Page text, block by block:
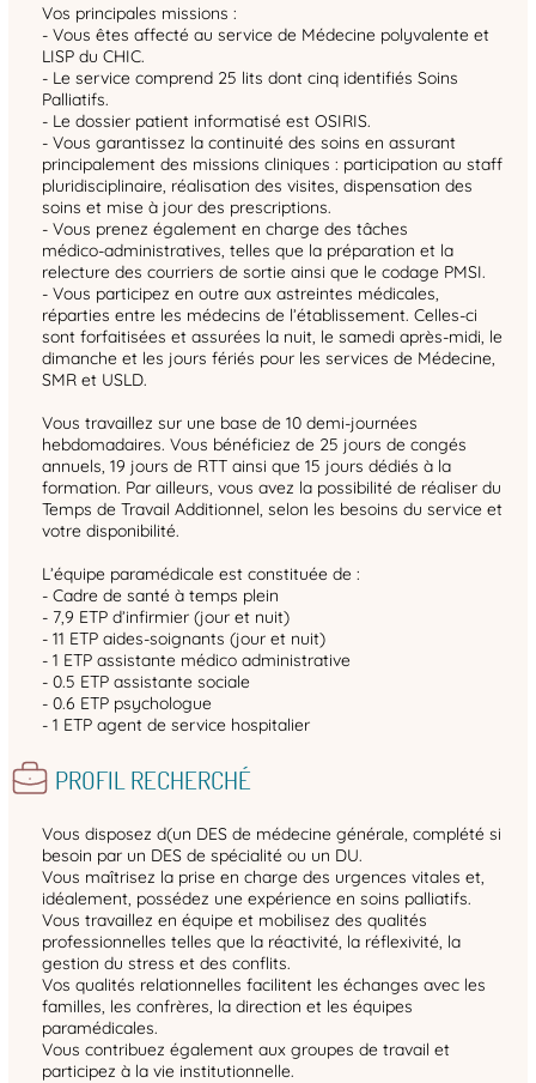
Vos principales missions :
- Vous êtes affecté au service de Médecine polyvalente et
LISP du CHIC.
- Le service comprend 25 lits dont cinq identifiés Soins
Palliatifs.
- Le dossier patient informatisé est OSIRIS.
- Vous garantissez la continuité des soins en assurant
principalement des missions cliniques : participation au staff
pluridisciplinaire, réalisation des visites, dispensation des
soins et mise à jour des prescriptions.
- Vous prenez également en charge des tâches
médico‑administratives, telles que la préparation et la
relecture des courriers de sortie ainsi que le codage PMSI.
- Vous participez en outre aux astreintes médicales,
réparties entre les médecins de l’établissement. Celles‑ci
sont forfaitisées et assurées la nuit, le samedi après‑midi, le
dimanche et les jours fériés pour les services de Médecine,
SMR et USLD.
Vous travaillez sur une base de 10 demi‑journées
hebdomadaires. Vous bénéficiez de 25 jours de congés
annuels, 19 jours de RTT ainsi que 15 jours dédiés à la
formation. Par ailleurs, vous avez la possibilité de réaliser du
Temps de Travail Additionnel, selon les besoins du service et
votre disponibilité.
L’équipe paramédicale est constituée de :
- Cadre de santé à temps plein
- 7,9 ETP d’infirmier (jour et nuit)
- 11 ETP aides-soignants (jour et nuit)
- 1 ETP assistante médico administrative
- 0.5 ETP assistante sociale
- 0.6 ETP psychologue
- 1 ETP agent de service hospitalier
PROFIL RECHERCHÉ
Vous disposez d(un DES de médecine générale, complété si
besoin par un DES de spécialité ou un DU.
Vous maîtrisez la prise en charge des urgences vitales et,
idéalement, possédez une expérience en soins palliatifs.
Vous travaillez en équipe et mobilisez des qualités
professionnelles telles que la réactivité, la réflexivité, la
gestion du stress et des conflits.
Vos qualités relationnelles facilitent les échanges avec les
familles, les confrères, la direction et les équipes
paramédicales.
Vous contribuez également aux groupes de travail et
participez à la vie institutionnelle.